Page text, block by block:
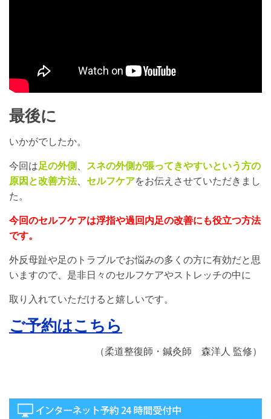
最後に
いかがでしたか。
今回は足の外側、 スネの外側が張ってきやすいという方の
原因と改善方法、 セルフケアをお伝えさせていただきまし
た。
今回のセルフケアは浮指や過回内足の改善にも役立つ方法
です。
外反母趾や足のトラブルでお悩みの多くの方に有効だと思
いますので、是非日々のセルフケアやストレッチの中に
取り入れていただけると嬉しいです。
ご予約はこちら
（柔道整復師・鍼灸師 森洋人 監修）